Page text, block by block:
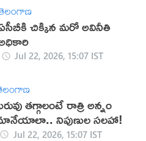
చిక్కిన మరో అవినీతి
Jul 22, 2026, 15:07 IST
తగ్గాలంటే రాత్రి అన్నం
నిపుణుల సలహా!
Jul 22, 2026, 15:07 IST